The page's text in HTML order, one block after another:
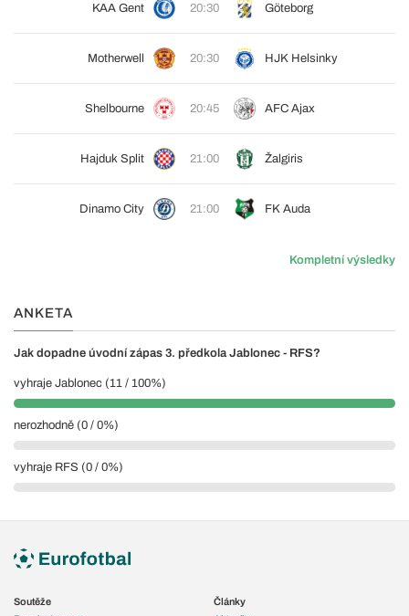
KAA Gent 20:30 Göteborg
Motherwell 20:30 HJK Helsinky
Shelbourne 20:45 AFC Ajax
Hajduk Split 21:00 Žalgiris
Dinamo City 21:00 FK Auda
Kompletní výsledky
ANKETA
Jak dopadne úvodní zápas 3. předkola Jablonec - RFS?
vyhraje Jablonec (11 / 100%)
nerozhodně (0 / 0%)
vyhraje RFS (0 / 0%)
Soutěže
Články